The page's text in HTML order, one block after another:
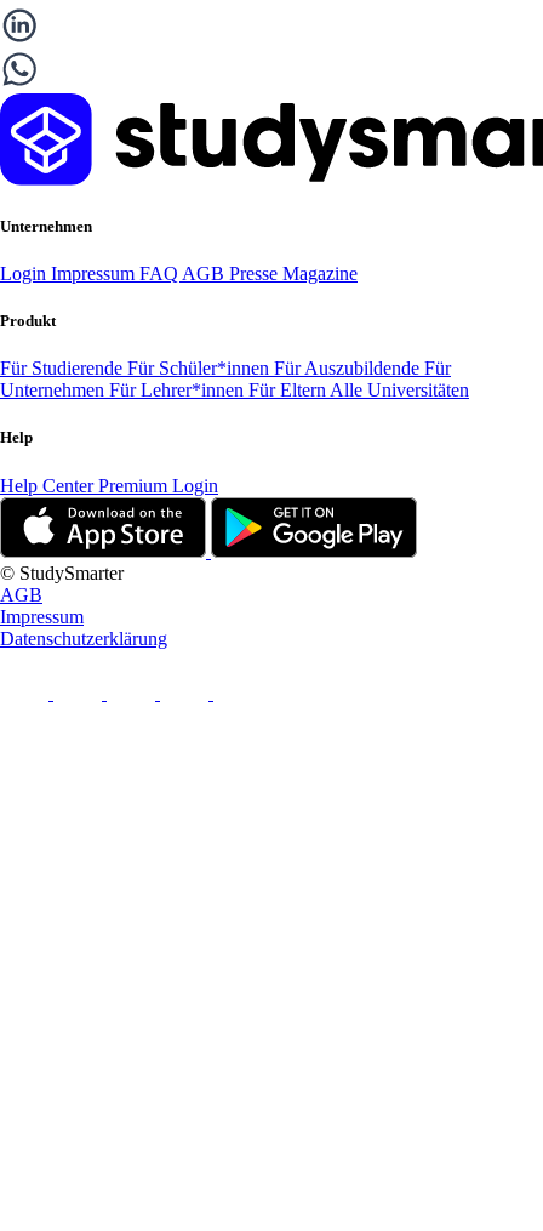
Unternehmen
Login Impressum FAQ AGB Presse Magazine
Produkt
Für Studierende Für Schüler*innen Für Auszubildende Für
Unternehmen Für Lehrer*innen Für Eltern Alle Universitäten
Help
Help CenterPremium Login
© StudySmarter
AGB
Impressum
Datenschutzerklärung